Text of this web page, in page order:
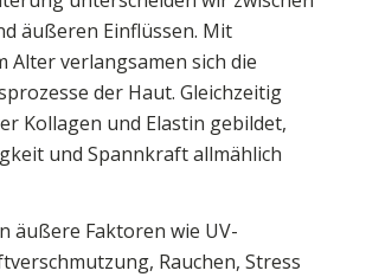
äußeren Einflüssen. Mit
Alter verlangsamen sich die
der Haut. Gleichzeitig
Kollagen und Elastin gebildet,
und Spannkraft allmählich
äußere Faktoren wie UV-
Rauchen, Stress